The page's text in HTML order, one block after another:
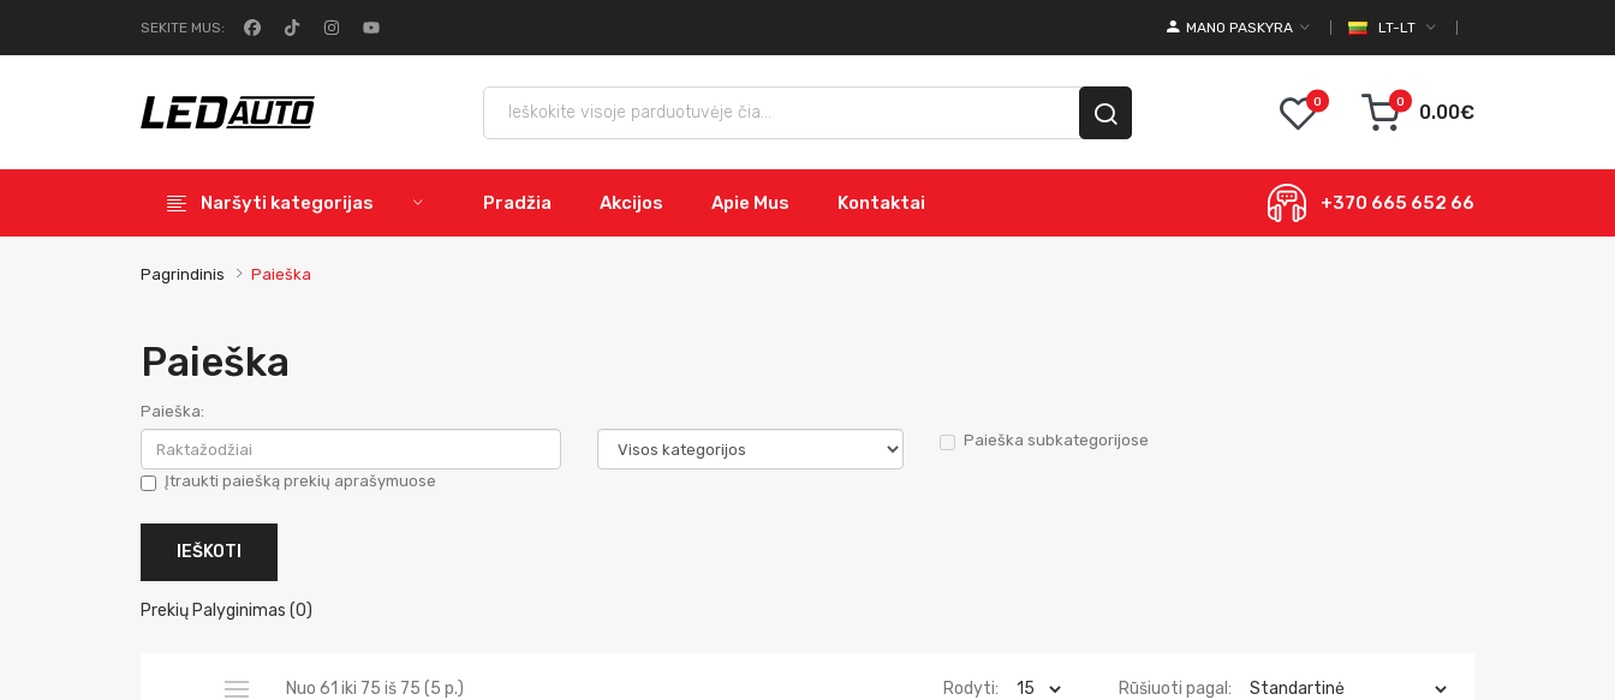
SEKITE MUS: LT-LT
MANO PASKYRA
0 0 0.00€
Naršyti kategorijas Pradžia Akcijos Apie Mus Kontaktai +370 665 652 66
Pagrindinis Paieška
Paieška
Paieška:
Paieška subkategorijose
Įtraukti paiešką prekių aprašymuose
Prekių Palyginimas (0)
Nuo 61 iki 75 iš 75 (5 p.) Rūšiuoti pagal:
Rodyti: